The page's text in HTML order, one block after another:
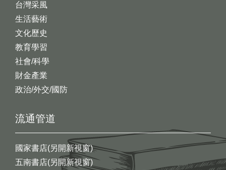
台灣采風
生活藝術
文化歷史
教育學習
社會/科學
財金產業
政治/外交/國防
流通管道
國家書店(另開新視窗)
五南書店(另開新視窗)